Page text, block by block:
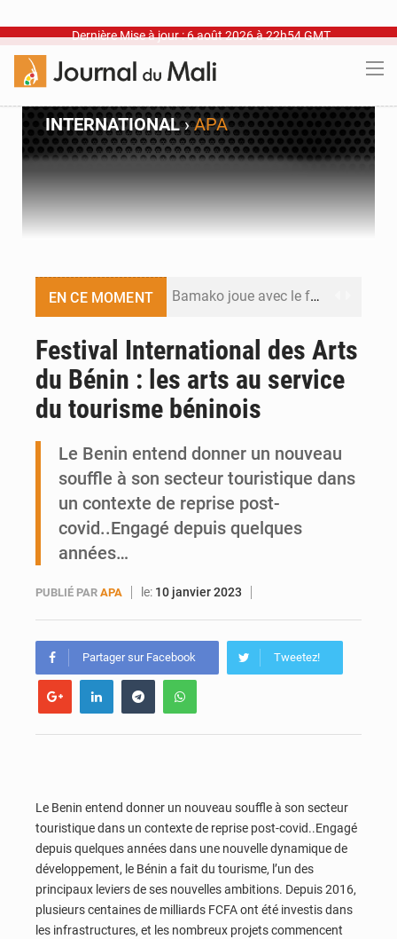
Dernière Mise à jour : 6 août 2026 à 22h54 GMT
INTERNATIONAL›APA
EN CE MOMENT Bamako joue avec le feu
Dr Abdrahamane Tamboura, économiste
AfroBasket U18 : Le Mali défend sa double couronne à Abidjan
Festival International des Arts
du Bénin : les arts au service
du tourisme béninois
Le Benin entend donner un nouveau
souffle à son secteur touristique dans
un contexte de reprise post-
covid..Engagé depuis quelques
années…
PUBLIÉ PAR APA le: 10 janvier 2023
Partager sur Facebook Tweetez!
Le Benin entend donner un nouveau souffle à son secteur
touristique dans un contexte de reprise post-covid..Engagé
depuis quelques années dans une nouvelle dynamique de
développement, le Bénin a fait du tourisme, l’un des
principaux leviers de ses nouvelles ambitions. Depuis 2016,
plusieurs centaines de milliards FCFA ont été investis dans
les infrastructures, et les nombreux projets commencent